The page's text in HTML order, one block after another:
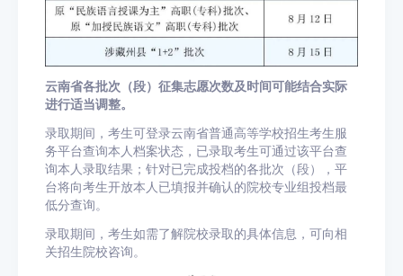
云南省各批次（段）征集志愿次数及时间可能结合实际
进行适当调整。
录取期间，考生可登录云南省普通高等学校招生考生服
务平台查询本人档案状态，已录取考生可通过该平台查
询本人录取结果；针对已完成投档的各批次（段），平
台将向考生开放本人已填报并确认的院校专业组投档最
低分查询。
录取期间，考生如需了解院校录取的具体信息，可向相
关招生院校咨询。